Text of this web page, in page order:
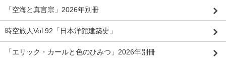
「空海と真言宗」2026年別冊
時空旅人Vol.92「日本洋館建築史」
「エリック・カールと色のひみつ」2026年別冊